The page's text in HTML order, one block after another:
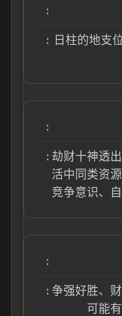
日柱的地支
劫财十神透
活中同类资
竞争意识、
争强好胜、
可能